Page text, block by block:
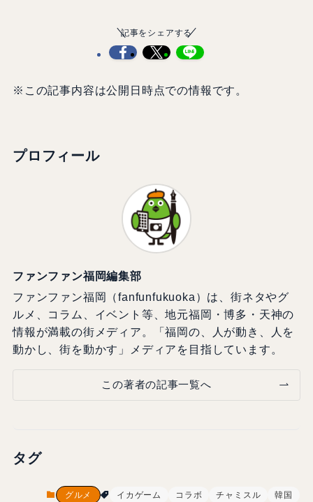
記事をシェアする
※この記事内容は公開日時点での情報です。
プロフィール
ファンファン福岡編集部
ファンファン福岡（fanfunfukuoka）は、街ネタやグ
ルメ、コラム、イベント等、地元福岡・博多・天神の
情報が満載の街メディア。「福岡の、人が動き、人を
動かし、街を動かす」メディアを目指しています。
この著者の記事一覧へ
タグ
グルメ イカゲーム コラボ チャミスル 韓国